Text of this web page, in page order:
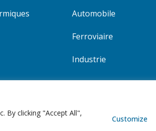
By clicking "Accept All",
Customize
Automobile
Ferroviaire
Industrie